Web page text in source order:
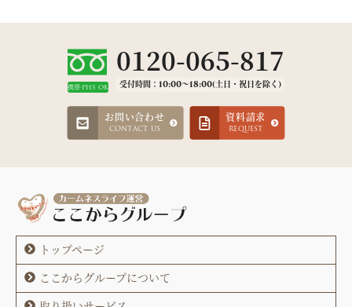
携帯·PHS OK
0120-065-817
受付時間：10:00～18:00(土日・祝日を除く)
お問い合わせ
CONTACT US
資料請求
REQUEST
トップページ
ここからグループについて